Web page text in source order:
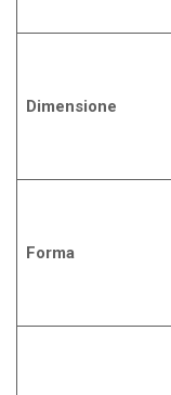
Dimensione
Forma